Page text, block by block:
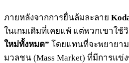
ภายหลังจากการยื่นล้มละลาย
ในเกมเดิมที่เคยแพ้ แต่พวกเขาใช้
ใหม่ทั้งหมด” โดยแทนที่จะพยายา
มวลชน (Mass Market) ที่มีการแข่